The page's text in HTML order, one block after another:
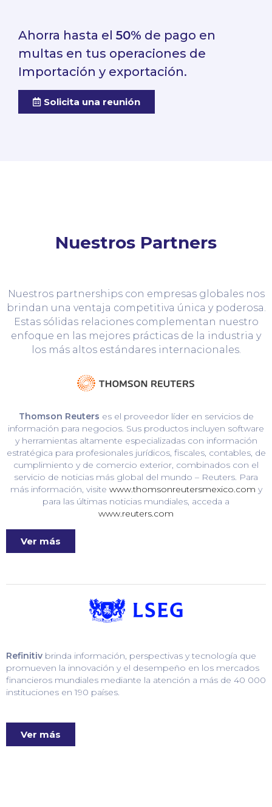
Ahorra hasta el 50% de pago en
multas en tus operaciones de
Importación y exportación.
Solicita una reunión
Nuestros Partners
Nuestros partnerships con empresas globales nos
brindan una ventaja competitiva única y poderosa.
Estas sólidas relaciones complementan nuestro
enfoque en las mejores prácticas de la industria y
los más altos estándares internacionales.
Thomson Reuters es el proveedor líder en servicios de
información para negocios. Sus productos incluyen software
y herramientas altamente especializadas con información
estratégica para profesionales jurídicos, fiscales, contables, de
cumplimiento y de comercio exterior, combinados con el
servicio de noticias más global del mundo – Reuters. Para
más información, visite www.thomsonreutersmexico.com y
para las últimas noticias mundiales, acceda a
www.reuters.com
Ver más
Refinitiv brinda información, perspectivas y tecnología que
promueven la innovación y el desempeño en los mercados
financieros mundiales mediante la atención a más de 40 000
instituciones en 190 países.
Ver más